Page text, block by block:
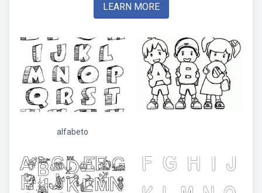
LEARN MORE
alfabeto